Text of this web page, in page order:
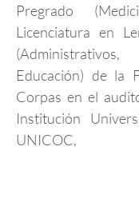
Pregrado
Licenciatura en
Educación) de la
Corpas en el
Institución
UNICOC,